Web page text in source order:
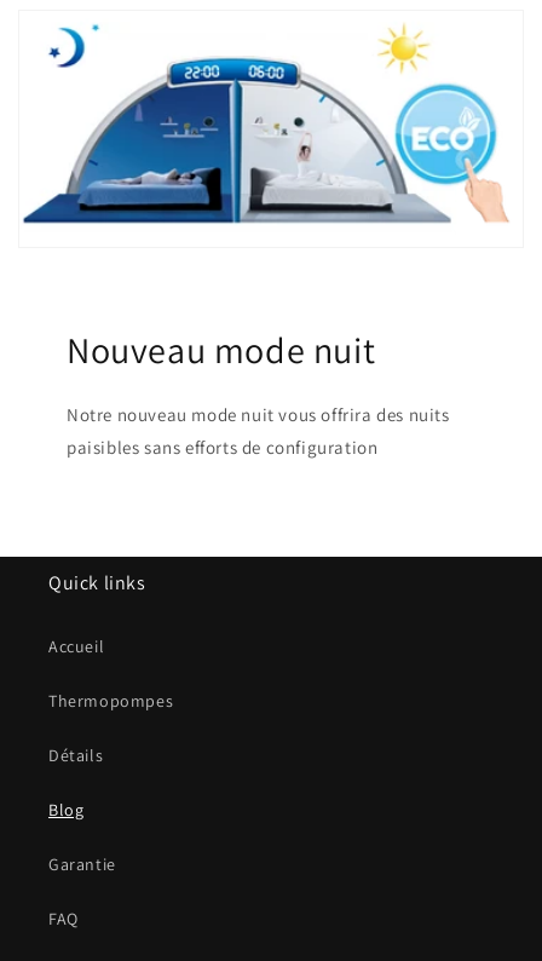
Nouveau mode nuit
Notre nouveau mode nuit vous offrira des nuits
paisibles sans efforts de configuration
Quick links
Accueil
Thermopompes
Détails
Blog
Garantie
FAQ